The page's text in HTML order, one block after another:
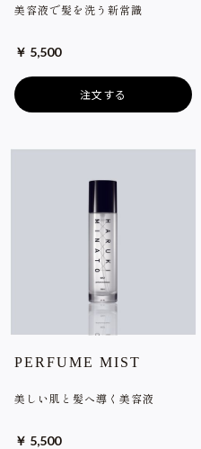
美容液で髪を洗う新常識
￥ 5,500
注文する
PERFUME MIST
美しい肌と髪へ導く美容液
￥ 5,500